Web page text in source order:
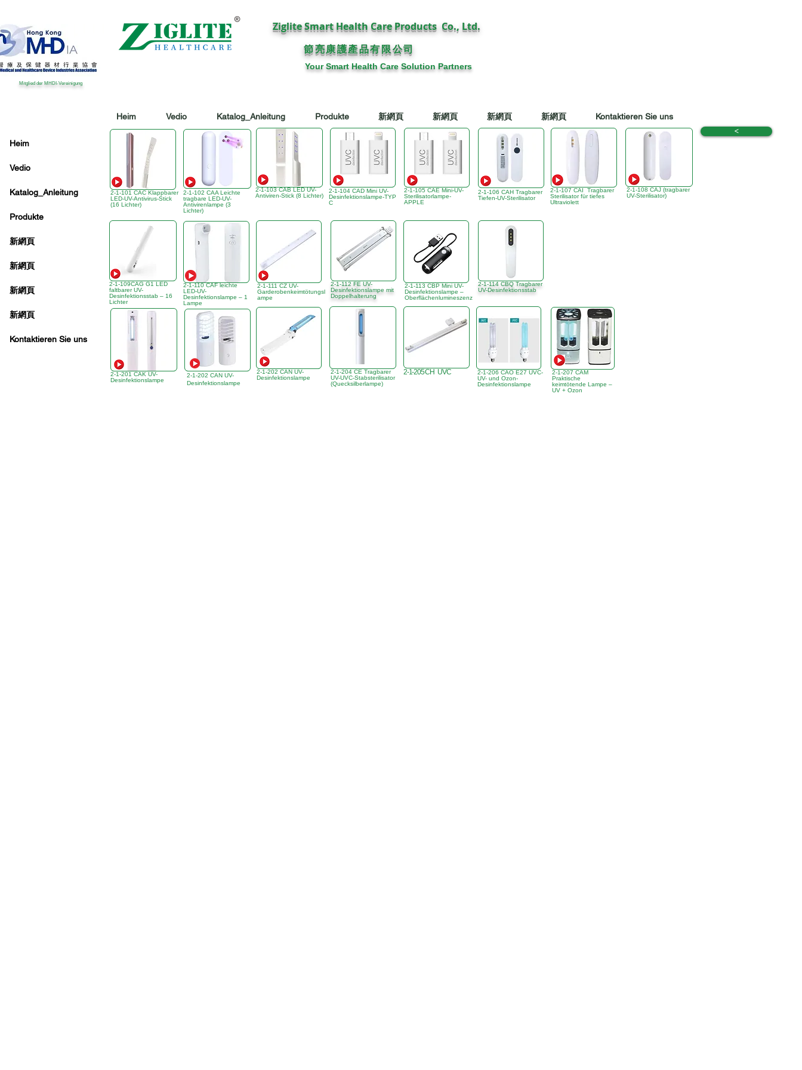
Mitglied der MHDI-Vereinigung
Ziglite Smart Health Care Products Co., Ltd.
節亮康護產品有限公司
Your Smart Health Care Solution Partners
Heim Vedio Katalog_Anleitung Produkte 新網頁 新網頁 新網頁 新網頁 Kontaktieren Sie uns
2-1-101 CAC Klappbarer
LED-UV-Antivirus-Stick
(16 Lichter)
2-1-102 CAA Leichte
tragbare LED-UV-
Antivirenlampe (3
Lichter)
2-1-103 CAB LED UV-
Antiviren-Stick (8 Lichter)
2-1-104 CAD Mini UV-
Desinfektionslampe-TYP
C
2-1-105 CAE Mini-UV-
Sterilisatorlampe-
APPLE
2-1-106 CAH Tragbarer
Tiefen-UV-Sterilisator
2-1-107 CAI Tragbarer
Sterilisator für tiefes
Ultraviolett
2-1-108 CAJ (tragbarer
UV-Sterilisator)
<
2-1-109CAG G1 LED
faltbarer UV-
Desinfektionsstab – 16
Lichter
2-1-110 CAF leichte
LED-UV-
Desinfektionslampe – 1
Lampe
2-1-201 CAK UV-
Desinfektionslampe
2-1-202 CAN UV-
Desinfektionslampe
2-1-111 CZ UV-
Garderobenkeimtötungsl
ampe
2-1-112 FE UV-
Desinfektionslampe mit
Doppelhalterung
2-1-202 CAN UV-
Desinfektionslampe
2-1-204 CE Tragbarer
UV-UVC-Stabsterilisator
(Quecksilberlampe)
2-1-113 CBP Mini UV-
Desinfektionslampe –
Oberflächenlumineszenz
2-1-114 CBQ Tragbarer
UV-Desinfektionsstab
2-1-205 CH UVC
2-1-206 CAO E27 UVC-
UV- und Ozon-
Desinfektionslampe
2-1-207 CAM
Praktische
keimtötende Lampe –
UV + Ozon
Heim
Vedio
Katalog_Anleitung
Produkte
新網頁
新網頁
新網頁
新網頁
Kontaktieren Sie uns